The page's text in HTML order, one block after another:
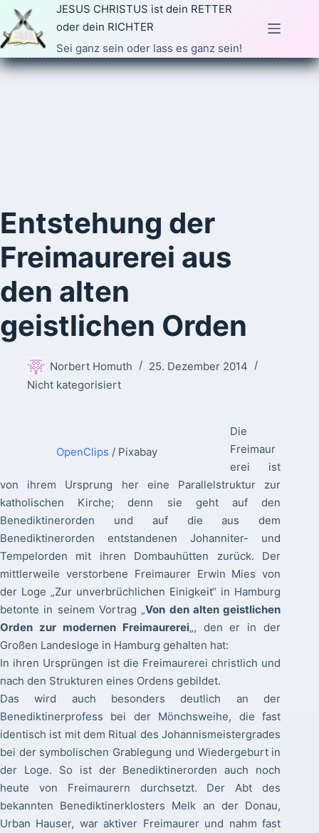
Zum
Inhalt
springen
JESUS CHRISTUS ist dein RETTER
oder dein RICHTER
Sei ganz sein oder lass es ganz sein!
Entstehung der
Freimaurerei aus
den alten
geistlichen Orden
Norbert Homuth
25. Dezember 2014
Nicht kategorisiert
OpenClips / Pixabay
Die
Freimaur
erei ist
von ihrem Ursprung her eine Parallelstruktur zur
katholischen Kirche; denn sie geht auf den
Benediktinerorden und auf die aus dem
Benediktinerorden entstandenen Johanniter- und
Tempelorden mit ihren Dombauhütten zurück. Der
mittlerweile verstorbene Freimaurer Erwin Mies von
der Loge „Zur unverbrüchlichen Einigkeit“ in Hamburg
betonte in seinem Vortrag „Von den alten geistlichen
Orden zur modernen Freimaurerei„, den er in der
Großen Landesloge in Hamburg gehalten hat:
In ihren Ursprüngen ist die Freimaurerei christlich und
nach den Strukturen eines Ordens gebildet.
Das wird auch besonders deutlich an der
Benediktinerprofess bei der Mönchsweihe, die fast
identisch ist mit dem Ritual des Johannismeistergrades
bei der symbolischen Grablegung und Wiedergeburt in
der Loge. So ist der Benediktinerorden auch noch
heute von Freimaurern durchsetzt. Der Abt des
bekannten Benediktinerklosters Melk an der Donau,
Urban Hauser, war aktiver Freimaurer und nahm fast